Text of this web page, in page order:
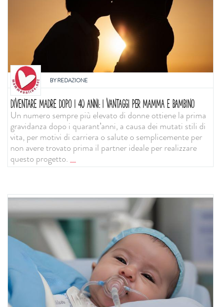
BYREDAZIONE
DIVENTARE MADRE DOPO I 40 ANNI: I VANTAGGI PER MAMMA E BAMBINO
Un numero sempre più elevato di donne ottiene la prima
gravidanza dopo i quarant’anni, a causa dei mutati stili di
vita, per motivi di carriera o salute o semplicemente per
non avere trovato prima il partner ideale per realizzare
questo progetto....